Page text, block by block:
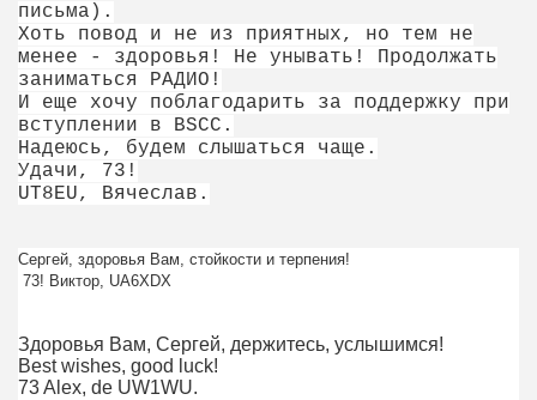
письма).
Хоть повод и не из приятных, но тем не
менее - здоровья! Не унывать! Продолжать
заниматься РАДИО!
И еще хочу поблагодарить за поддержку при
вступлении в BSCC.
Надеюсь, будем слышаться чаще.
Удачи, 73!
UT8EU, Вячеслав.
Сергей, здоровья Вам, стойкости и терпения!
73! Виктор, UA6XDX
Здоровья Вам, Сергей, держитесь, услышимся!
Best wishes, good luck!
73 Alex, de UW1WU.